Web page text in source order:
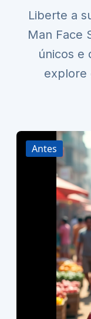
Liberte a
Man Face
únicos e
explore
Antes